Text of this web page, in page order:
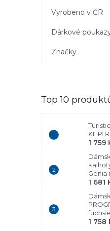
Vyrobeno v ČR
Dárkové
Značky
Top 10
KILPI
1 759
Genia
1 681
1 758